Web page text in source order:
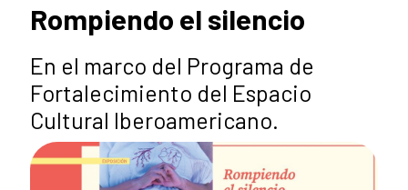
Rompiendo el silencio
En el marco del Programa de
Fortalecimiento del Espacio
Cultural Iberoamericano.